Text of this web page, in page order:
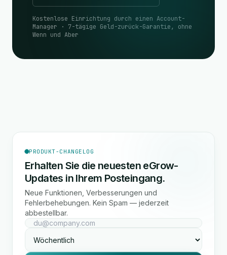
Kostenlose Einrichtung durch einen Account-
Manager · 7-tägige Geld-zurück-Garantie, ohne
Wenn und Aber
PRODUKT-CHANGELOG
Erhalten Sie die neuesten eGrow-
Updates in Ihrem Posteingang.
Neue Funktionen, Verbesserungen und
Fehlerbehebungen. Kein Spam — jederzeit
abbestellbar.